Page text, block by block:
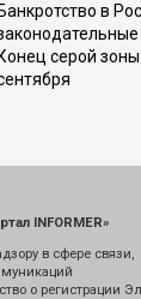
Банкротство в
Конец серой
INFORMER»
в сфере связи,
о регистрации